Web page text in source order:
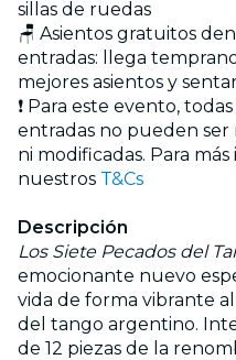
sillas de ruedas
🪑 Asientos gratuitos
entradas: llega
mejores asientos y
❗ Para este evento,
entradas no pueden ser
ni modificadas. Para
nuestros T&Cs
Descripción
Los Siete Pecados del
emocionante nuevo
vida de forma vibrante
del tango argentino.
de 12 piezas de la